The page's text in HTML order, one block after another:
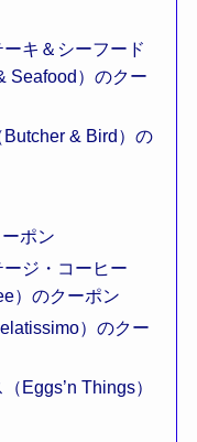
キ＆シーフード
Seafood）のクー
& Bird）の
ポン
ジ・コーヒー
）のクーポン
）のクー
Eggs’n Things）